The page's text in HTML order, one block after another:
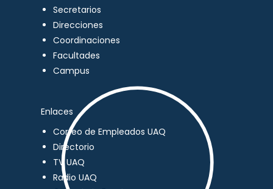
Secretarios
Direcciones
Coordinaciones
Facultades
Campus
Enlaces
Correo de Empleados UAQ
Directorio
TV UAQ
Radio UAQ